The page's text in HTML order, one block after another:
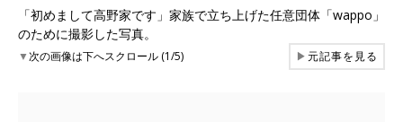
「初めまして高野家です」家族で立ち上げた任意団体「wappo」
のために撮影した写真。
▼次の画像は下へスクロール (1/5) ▶元記事を見る